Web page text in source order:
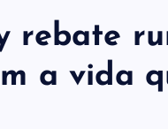
rebate
a vida